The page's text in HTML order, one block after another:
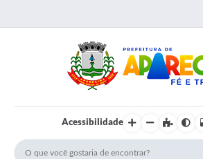
Acessibilidade